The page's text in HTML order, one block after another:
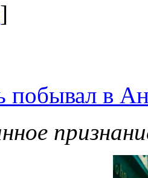
]
побывал в